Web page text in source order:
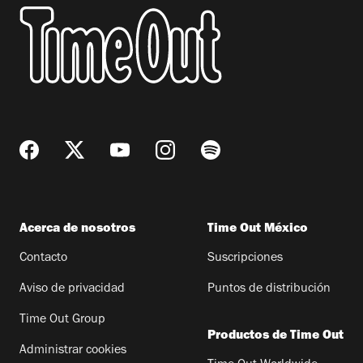
Acerca de nosotros
Contacto
Aviso de privacidad
Time Out Group
Administrar cookies
Time Out México
Suscripciones
Puntos de distribución
Productos de Time Out